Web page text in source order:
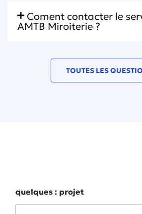
Coment contacter le
AMTB Miroiterie ?
TOUTES LES
quelques : projet